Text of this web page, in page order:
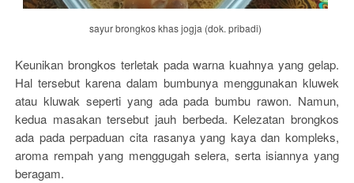
sayur brongkos khas jogja (dok. pribadi)
Keunikan brongkos terletak pada warna kuahnya yang gelap.
Hal tersebut karena dalam bumbunya menggunakan kluwek
atau kluwak seperti yang ada pada bumbu rawon. Namun,
kedua masakan tersebut jauh berbeda. Kelezatan brongkos
ada pada perpaduan cita rasanya yang kaya dan kompleks,
aroma rempah yang menggugah selera, serta isiannya yang
beragam.